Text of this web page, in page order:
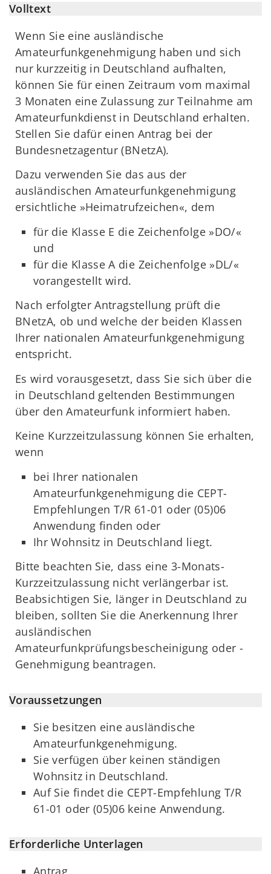
Volltext
Wenn Sie eine ausländische
Amateurfunkgenehmigung haben und sich
nur kurzzeitig in Deutschland aufhalten,
können Sie für einen Zeitraum vom maximal
3 Monaten eine Zulassung zur Teilnahme am
Amateurfunkdienst in Deutschland erhalten.
Stellen Sie dafür einen Antrag bei der
Bundesnetzagentur (BNetzA).
Dazu verwenden Sie das aus der
ausländischen Amateurfunkgenehmigung
ersichtliche »Heimatrufzeichen«, dem
für die Klasse E die Zeichenfolge »DO/«
und
für die Klasse A die Zeichenfolge »DL/«
vorangestellt wird.
Nach erfolgter Antragstellung prüft die
BNetzA, ob und welche der beiden Klassen
Ihrer nationalen Amateurfunkgenehmigung
entspricht.
Es wird vorausgesetzt, dass Sie sich über die
in Deutschland geltenden Bestimmungen
über den Amateurfunk informiert haben.
Keine Kurzzeitzulassung können Sie erhalten,
wenn
bei Ihrer nationalen
Amateurfunkgenehmigung die CEPT-
Empfehlungen T/R 61-01 oder (05)06
Anwendung finden oder
Ihr Wohnsitz in Deutschland liegt.
Bitte beachten Sie, dass eine 3-Monats-
Kurzzeitzulassung nicht verlängerbar ist.
Beabsichtigen Sie, länger in Deutschland zu
bleiben, sollten Sie die Anerkennung Ihrer
ausländischen
Amateurfunkprüfungsbescheinigung oder -
Genehmigung beantragen.
Voraussetzungen
Sie besitzen eine ausländische
Amateurfunkgenehmigung.
Sie verfügen über keinen ständigen
Wohnsitz in Deutschland.
Auf Sie findet die CEPT-Empfehlung T/R
61-01 oder (05)06 keine Anwendung.
Erforderliche Unterlagen
Antrag